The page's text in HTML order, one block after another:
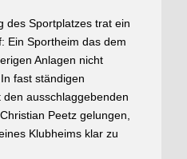
des Sportplatzes trat ein
Ein Sportheim das dem
Anlagen nicht
fast ständigen
ausschlaggebenden
Peetz gelungen,
Klubheims klar zu